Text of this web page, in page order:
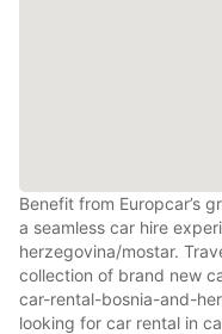
Benefit from Europcar’s
a seamless car hire
herzegovina/mostar.
collection of brand new
car-rental-bosnia-and-
looking for car rental in